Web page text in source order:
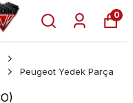
0
Peugeot Yedek Parça